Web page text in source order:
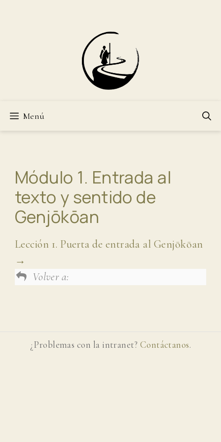
Menú
Módulo 1. Entrada al
texto y sentido de
Genjōkōan
Lección 1. Puerta de entrada al Genjōkōan
Volver a:
¿Problemas con la intranet? Contáctanos.